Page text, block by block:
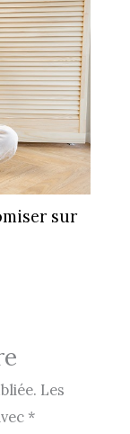
sur
Les
*